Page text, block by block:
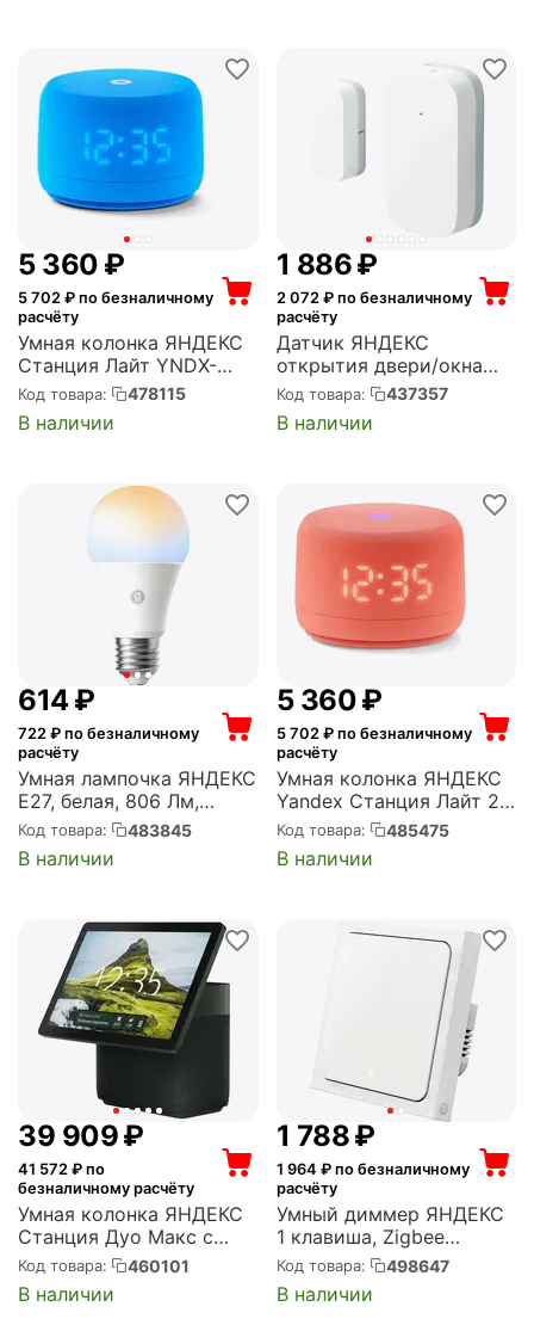
5 360 ₽
5 702 ₽ по безналичному
расчёту
Умная колонка ЯНДЕКС
Станция Лайт YNDX-
00026 (синий) (YNDX-
00026BLU)
Код товара: 478115
В наличии
1 886₽
2 072 ₽ по безналичному
расчёту
Датчик ЯНДЕКС
открытия двери/окна
Yandex с Zigbee (YNDX-
00520)
Код товара: 437357
В наличии
‍614‍₽
722 ₽ по безналичному
расчёту
Умная лампочка ЯНДЕКС
Е27, белая, 806 Лм,
Matter over Wi-Fi (YNDX-
00551)
Код товара: 483845
В наличии
5 360₽
5 702₽ по безналичному
расчёту
Умная колонка ЯНДЕКС
Yandex Станция Лайт 2
Алиса coral 6W 1.0
BT/Wi-Fi 10м,
коралловый (YNDX-
Код товара: 485475
В наличии
39 909₽
41 572 ₽ по
безналичному расчёту
Умная колонка ЯНДЕКС
Станция Дуо Макс с
Алисой, с Zigbee, 60Вт,
зеленый (YNDX-
00055GRN)
Код товара: 460101
В наличии
1 788₽
1 964 ₽ по безналичному
расчёту
Умный диммер ЯНДЕКС
1 клавиша, Zigbee
(YNDX-00530)
Код товара: 498647
В наличии